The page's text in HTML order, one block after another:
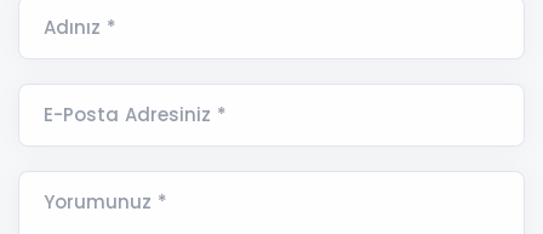
Adınız *
E-Posta Adresiniz *
Yorumunuz *